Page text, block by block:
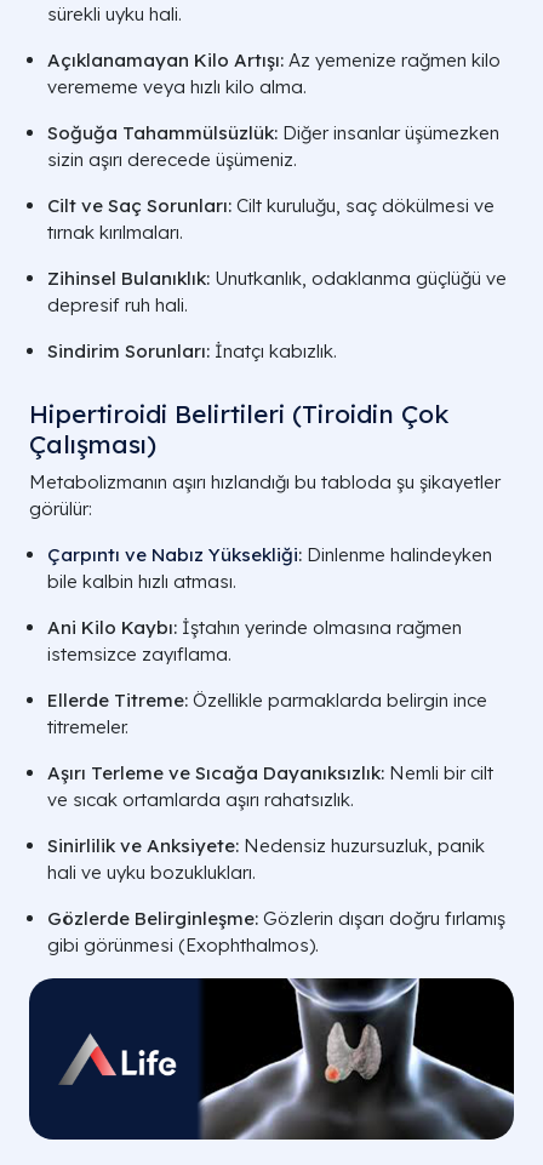
sürekli uyku hali.
Açıklanamayan Kilo Artışı: Az yemenize rağmen kilo
verememe veya hızlı kilo alma.
Soğuğa Tahammülsüzlük: Diğer insanlar üşümezken
sizin aşırı derecede üşümeniz.
Cilt ve Saç Sorunları: Cilt kuruluğu, saç dökülmesi ve
tırnak kırılmaları.
Zihinsel Bulanıklık: Unutkanlık, odaklanma güçlüğü ve
depresif ruh hali.
Sindirim Sorunları: İnatçı kabızlık.
Hipertiroidi Belirtileri (Tiroidin Çok
Çalışması)
Metabolizmanın aşırı hızlandığı bu tabloda şu şikayetler
görülür:
Çarpıntı ve Nabız Yüksekliği: Dinlenme halindeyken
bile kalbin hızlı atması.
Ani Kilo Kaybı: İştahın yerinde olmasına rağmen
istemsizce zayıflama.
Ellerde Titreme: Özellikle parmaklarda belirgin ince
titremeler.
Aşırı Terleme ve Sıcağa Dayanıksızlık: Nemli bir cilt
ve sıcak ortamlarda aşırı rahatsızlık.
Sinirlilik ve Anksiyete: Nedensiz huzursuzluk, panik
hali ve uyku bozuklukları.
Gözlerde Belirginleşme: Gözlerin dışarı doğru fırlamış
gibi görünmesi (Exophthalmos).